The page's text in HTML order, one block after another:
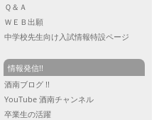
Ｑ＆Ａ
ＷＥＢ出願
中学校先生向け入試情報特設ページ
情報発信!!
酒南ブログ !!
YouTube 酒南チャンネル
卒業生の活躍